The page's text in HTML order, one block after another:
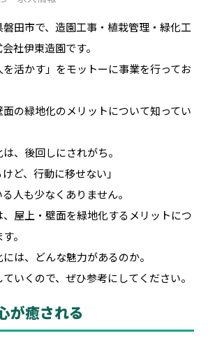
田市で、造園工事・植栽管理・緑化工
社伊東造園です。
を活かす」をモットーに事業を行ってお
の緑地化のメリットについて知ってい
、後回しにされがち。
ど、行動に移せない」
人も少なくありません。
屋上・壁面を緑地化するメリットにつ
。
は、どんな魅力があるのか。
いくので、ぜひ参考にしてください。
が癒される